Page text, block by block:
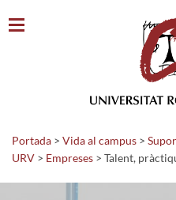
Portada > Vida al campus >
URV > Empreses > Talent,